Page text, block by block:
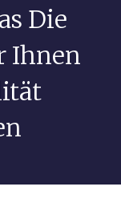
Die
Ihnen